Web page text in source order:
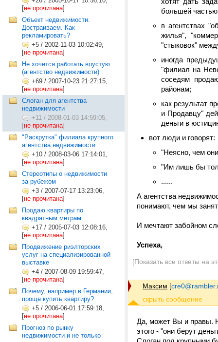
[не прочитана]
Объект недвижимости.
Достраиваем. Как
рекламировать?
+5 / 2002-11-03 10:02:49,
[не прочитана]
Не хочется работать впустую
(агентство недвижимости)
+69 / 2007-10-23 21:27:15,
[не прочитана]
Слоган для агентства
недвижимости
+11 / 2008-01-03 14:59:05,
[не прочитана]
"Раскрутка" филиала крупного
агентства недвижимости
+10 / 2008-03-06 17:14:01,
[не прочитана]
Стереотипы о недвижимости
за рубежом
+3 / 2007-07-17 13:23:06,
[не прочитана]
Продаю квартиры по
квадратным метрам
+17 / 2005-07-03 12:08:16,
[не прочитана]
Продвижение риэлторских
услуг на специализированной
выставке
+4 / 2007-08-09 19:59:47,
[не прочитана]
Почему, например в Германии,
проще купить квартиру?
+5 / 2006-06-01 17:59:18,
[не прочитана]
Прогноз по рынку
недвижимости и не только
большей частью
в агентствах
жилья",
"стыковок"
иногда
"филиал на
соседям
районам;
как результат
и Продавцу"
деньги в
вот люди и говорят:
"Неясно, чем
"Им лишь бы
......
А агентства
понимают, чем мы
И мечтают забойном
Успеха,
[Показать все ответы на
Максим [
Да, может Вы и правы.
этого - "они берут